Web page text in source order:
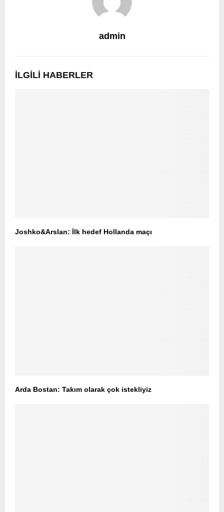
admin
İLGILI HABERLER
Joshko&Arslan: İlk hedef Hollanda maçı
Arda Bostan: Takım olarak çok istekliyiz